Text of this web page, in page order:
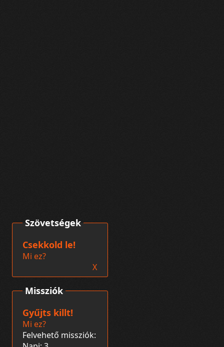
Missziók
Gyűjts killt!
Mi ez?
Felvehető missziók:
Szövetségek
Csekkold le!
Mi ez?
X